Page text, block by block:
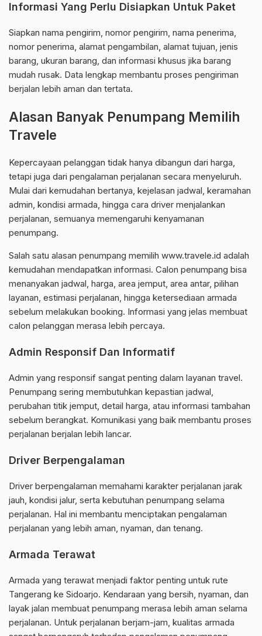
Informasi Yang Perlu Disiapkan Untuk Paket
Siapkan nama pengirim, nomor pengirim, nama penerima,
nomor penerima, alamat pengambilan, alamat tujuan, jenis
barang, ukuran barang, dan informasi khusus jika barang
mudah rusak. Data lengkap membantu proses pengiriman
berjalan lebih aman dan tertata.
Alasan Banyak Penumpang Memilih
Travele
Kepercayaan pelanggan tidak hanya dibangun dari harga,
tetapi juga dari pengalaman perjalanan secara menyeluruh.
Mulai dari kemudahan bertanya, kejelasan jadwal, keramahan
admin, kondisi armada, hingga cara driver menjalankan
perjalanan, semuanya memengaruhi kenyamanan
penumpang.
Salah satu alasan penumpang memilih www.travele.id adalah
kemudahan mendapatkan informasi. Calon penumpang bisa
menanyakan jadwal, harga, area jemput, area antar, pilihan
layanan, estimasi perjalanan, hingga ketersediaan armada
sebelum melakukan booking. Informasi yang jelas membuat
calon pelanggan merasa lebih percaya.
Admin Responsif Dan Informatif
Admin yang responsif sangat penting dalam layanan travel.
Penumpang sering membutuhkan kepastian jadwal,
perubahan titik jemput, detail harga, atau informasi tambahan
sebelum berangkat. Komunikasi yang baik membantu proses
perjalanan berjalan lebih lancar.
Driver Berpengalaman
Driver berpengalaman memahami karakter perjalanan jarak
jauh, kondisi jalur, serta kebutuhan penumpang selama
perjalanan. Hal ini membantu menciptakan pengalaman
perjalanan yang lebih aman, nyaman, dan tenang.
Armada Terawat
Armada yang terawat menjadi faktor penting untuk rute
Tangerang ke Sidoarjo. Kendaraan yang bersih, nyaman, dan
layak jalan membuat penumpang merasa lebih aman selama
perjalanan. Untuk perjalanan berjam-jam, kualitas armada